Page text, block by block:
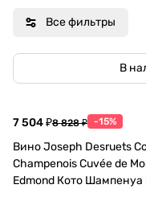
Все фильтры
В
7 504 ₽8 828 ₽ -15%
Вино Joseph Desruets
Champenois Cuvée de
Edmond Кото